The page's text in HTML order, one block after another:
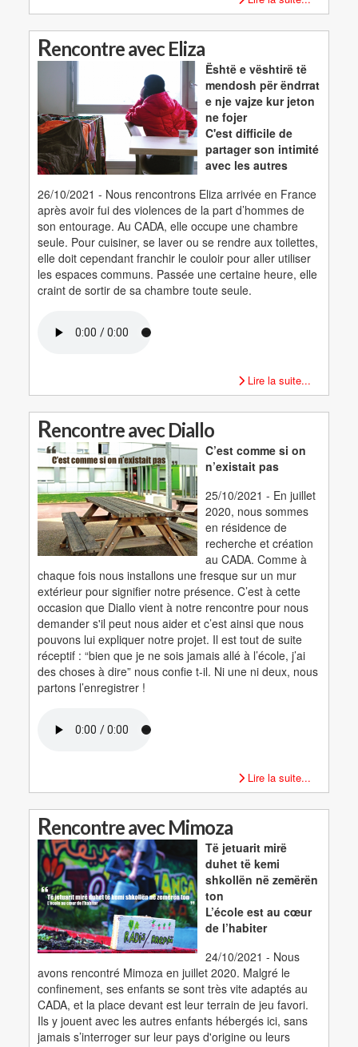
Rencontre avec Eliza
Është e vështirë të
mendosh për ëndrrat
e nje vajze kur jeton
ne fojer
C'est difficile de
partager son intimité
avec les autres
26/10/2021 - Nous rencontrons Eliza arrivée en France
après avoir fui des violences de la part d’hommes de
son entourage. Au CADA, elle occupe une chambre
seule. Pour cuisiner, se laver ou se rendre aux toilettes,
elle doit cependant franchir le couloir pour aller utiliser
les espaces communs. Passée une certaine heure, elle
craint de sortir de sa chambre toute seule.
Lire la suite...
Rencontre avec Diallo
C’est comme si on
n’existait pas
25/10/2021 - En juillet
2020, nous sommes
en résidence de
recherche et création
au CADA. Comme à
chaque fois nous installons une fresque sur un mur
extérieur pour signifier notre présence. C’est à cette
occasion que Diallo vient à notre rencontre pour nous
demander s'il peut nous aider et c’est ainsi que nous
pouvons lui expliquer notre projet. Il est tout de suite
réceptif : “bien que je ne sois jamais allé à l’école, j’ai
des choses à dire” nous confie t-il. Ni une ni deux, nous
partons l’enregistrer !
Lire la suite...
Rencontre avec Mimoza
Të jetuarit mirë
duhet të kemi
shkollën në zemërën
ton
L’école est au cœur
de l’habiter
24/10/2021 - Nous
avons rencontré Mimoza en juillet 2020. Malgré le
confinement, ses enfants se sont très vite adaptés au
CADA, et la place devant est leur terrain de jeu favori.
Ils y jouent avec les autres enfants hébergés ici, sans
jamais s’interroger sur leur pays d'origine ou leurs